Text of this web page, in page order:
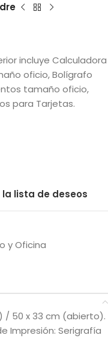
incluye Calculadora
oficio, Bolígrafo
tamaño oficio,
para Tarjetas.
lista de deseos
y Oficina
/ 50 x 33 cm (abierto).
Impresión: Serigrafía